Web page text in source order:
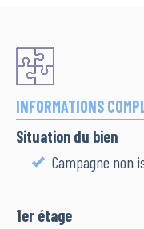
INFORMATIONS
Situation du bien
Campagne non
1er étage